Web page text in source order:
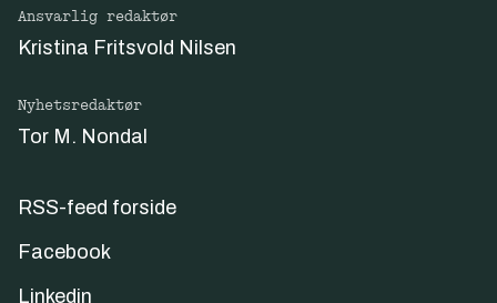
Ansvarlig redaktør
Kristina Fritsvold Nilsen
Nyhetsredaktør
Tor M. Nondal
RSS-feed forside
Facebook
Linkedin